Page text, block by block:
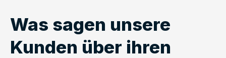
Was sagen unsere
Kunden über ihren